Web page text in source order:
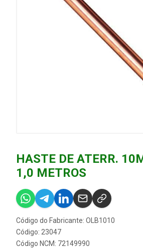
HASTE DE ATERR.
1,0 METROS
Código do Fabricante: OLB1010
Código: 23047
Código NCM: 72149990